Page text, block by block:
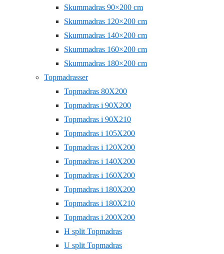
Skummadras 90×200 cm
Skummadras 120×200 cm
Skummadras 140×200 cm
Skummadras 160×200 cm
Skummadras 180×200 cm
Topmadrasser
Topmadras 80X200
Topmadras i 90X200
Topmadras i 90X210
Topmadras i 105X200
Topmadras i 120X200
Topmadras i 140X200
Topmadras i 160X200
Topmadras i 180X200
Topmadras i 180X210
Topmadras i 200X200
H split Topmadras
U split Topmadras